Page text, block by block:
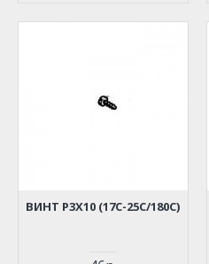
ВИНТ Р3Х10 (17С-25С/180С)